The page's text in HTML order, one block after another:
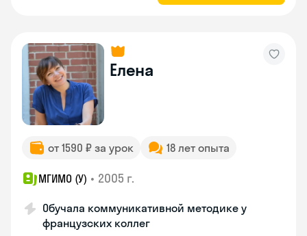
Елена
от 1590 ₽ за урок 18 лет опыта
МГИМО (У) • 2005 г.
Обучала коммуникативной методике у
французских коллег